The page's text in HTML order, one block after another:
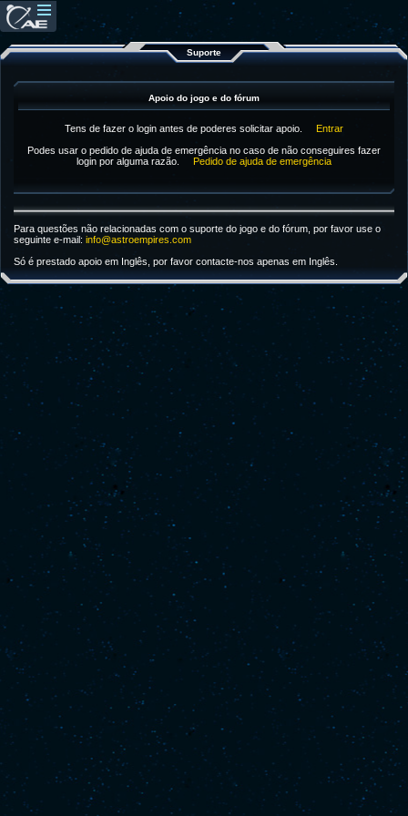
Suporte
Apoio do jogo e do fórum
Tens de fazer o login antes de poderes solicitar apoio. Entrar
Podes usar o pedido de ajuda de emergência no caso de não conseguires fazer
login por alguma razão. Pedido de ajuda de emergência
Para questões não relacionadas com o suporte do jogo e do fórum, por favor use o
seguinte e-mail: info@astroempires.com
Só é prestado apoio em Inglês, por favor contacte-nos apenas em Inglês.